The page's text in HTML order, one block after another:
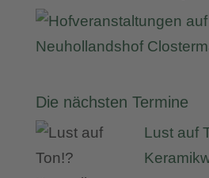
Die nächsten Termine
Lust auf